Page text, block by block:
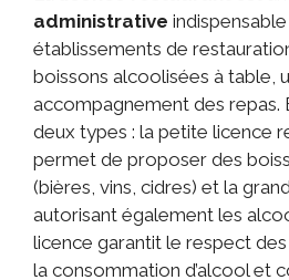
administrative
établissements de
boissons alcoolisées à table,
accompagnement des repas.
deux types : la petite licence
permet de proposer des
(bières, vins, cidres) et la
autorisant également les
licence garantit le respect
la consommation d’alcool et